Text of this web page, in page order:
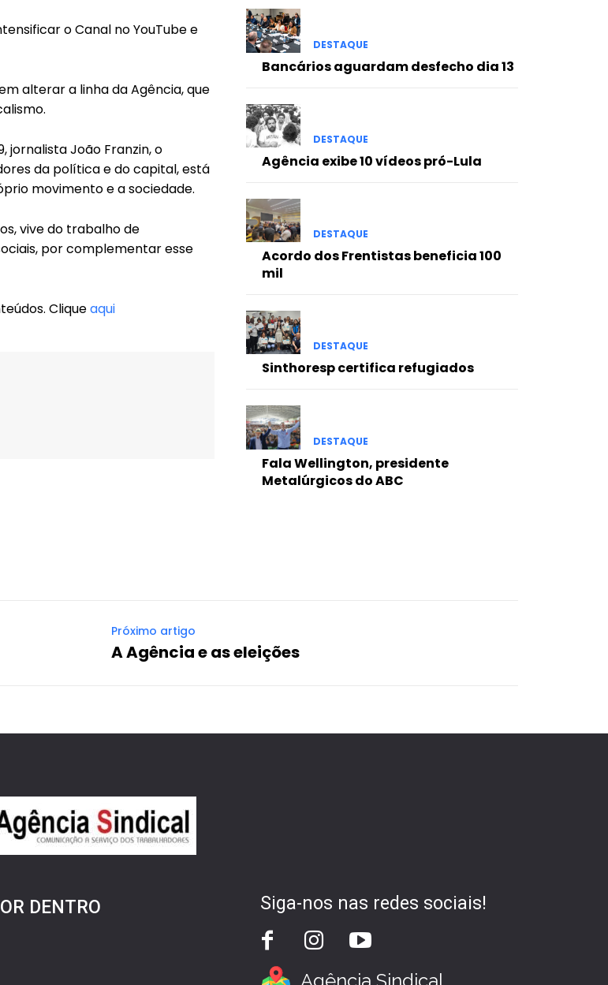
o Canal no YouTube e
alterar a linha da Agência, que
jornalista João Franzin, o
da política e do capital, está
movimento e a sociedade.
vive do trabalho de
por complementar esse
Cliqueaqui
DESTAQUE
Bancários aguardam desfecho dia 13
DESTAQUE
Agência exibe 10 vídeos pró-Lula
DESTAQUE
Acordo dos Frentistas beneficia 100
mil
DESTAQUE
Sinthoresp certifica refugiados
DESTAQUE
Fala Wellington, presidente
Metalúrgicos do ABC
Próximo artigo
A Agência e as eleições
DENTRO Siga-nos nas redes sociais!